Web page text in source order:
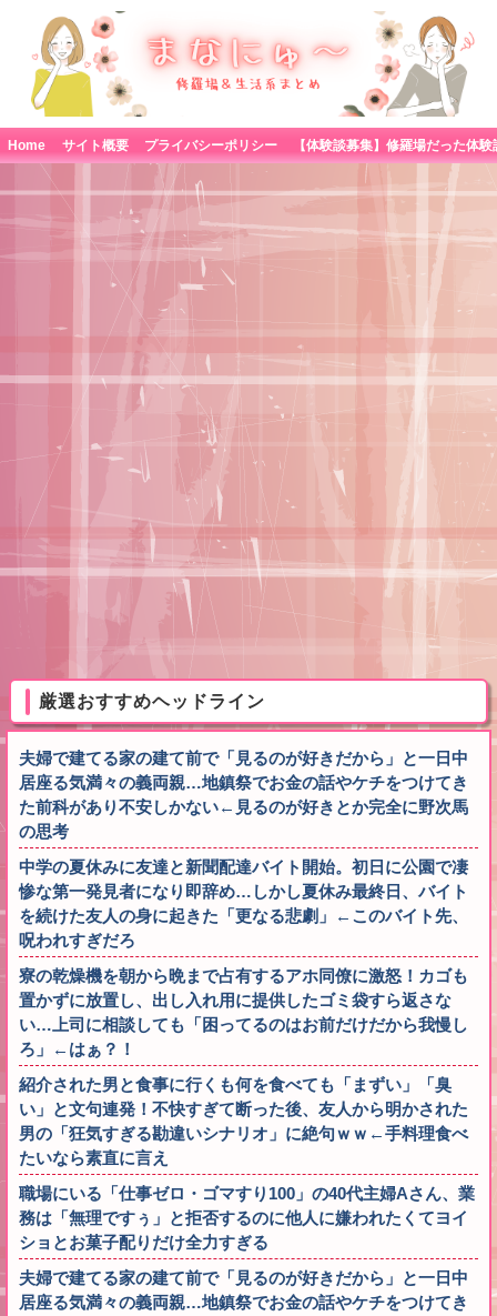
Home サイト概要 プライバシーポリシー
厳選おすすめヘッドライン
夫婦で建てる家の建て前で「見るのが好きだから」と一日中
居座る気満々の義両親…地鎮祭でお金の話やケチをつけてき
た前科があり不安しかない←見るのが好きとか完全に野次馬
の思考
中学の夏休みに友達と新聞配達バイト開始。初日に公園で凄
惨な第一発見者になり即辞め…しかし夏休み最終日、バイト
を続けた友人の身に起きた「更なる悲劇」←このバイト先、
呪われすぎだろ
寮の乾燥機を朝から晩まで占有するアホ同僚に激怒！カゴも
置かずに放置し、出し入れ用に提供したゴミ袋すら返さな
い…上司に相談しても「困ってるのはお前だけだから我慢し
ろ」←はぁ？！
紹介された男と食事に行くも何を食べても「まずい」「臭
い」と文句連発！不快すぎて断った後、友人から明かされた
男の「狂気すぎる勘違いシナリオ」に絶句ｗｗ←手料理食べ
たいなら素直に言え
職場にいる「仕事ゼロ・ゴマすり100」の40代主婦Aさん、業
務は「無理ですぅ」と拒否するのに他人に嫌われたくてヨイ
ショとお菓子配りだけ全力すぎる
夫婦で建てる家の建て前で「見るのが好きだから」と一日中
居座る気満々の義両親…地鎮祭でお金の話やケチをつけてき